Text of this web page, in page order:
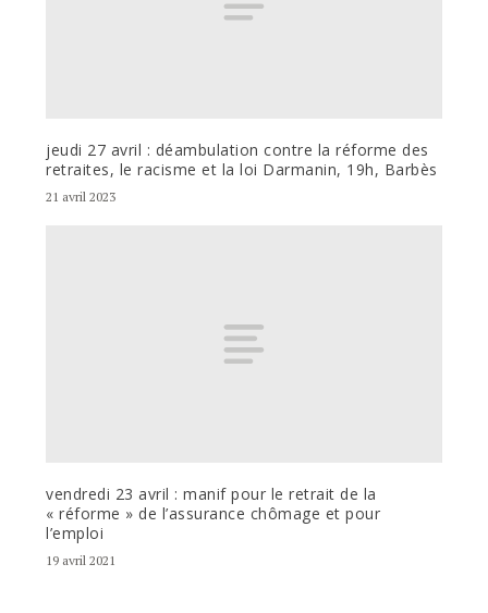
jeudi 27 avril : déambulation contre la réforme des
retraites, le racisme et la loi Darmanin, 19h, Barbès
21 avril 2023
vendredi 23 avril : manif pour le retrait de la
« réforme » de l’assurance chômage et pour
l’emploi
19 avril 2021